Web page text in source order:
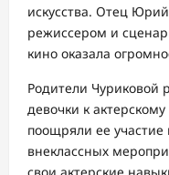
искусства. Отец
режиссером и
кино оказала
Родители Чуриковой
девочки к
поощряли ее участие
внеклассных